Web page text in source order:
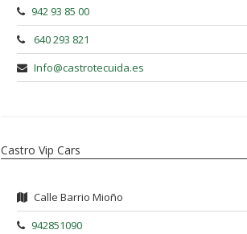
942 93 85 00
640 293 821
Info@castrotecuida.es
Castro Vip Cars
Calle Barrio Mioño
942851090